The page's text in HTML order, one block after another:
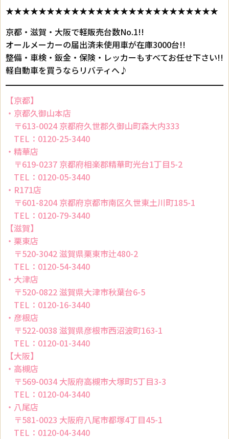
★★★★★★★★★★★★★★★★★★★★★★★★★★
京都・滋賀・大阪で軽販売台数No.1!!
オールメーカーの届出済未使用車が在庫3000台!!
整備・車検・鈑金・保険・レッカーもすべてお任せ下さい!!
軽自動車を買うならリバティへ♪
【京都】
・京都久御山本店
〒613-0024 京都府久世郡久御山町森大内333
TEL：0120-25-3440
・精華店
〒619-0237 京都府相楽郡精華町光台1丁目5-2
TEL：0120-05-3440
・R171店
〒601-8204 京都府京都市南区久世東土川町185-1
TEL：0120-79-3440
【滋賀】
・栗東店
〒520-3042 滋賀県栗東市辻480-2
TEL：0120-54-3440
・大津店
〒520-0822 滋賀県大津市秋葉台6-5
TEL：0120-16-3440
・彦根店
〒522-0038 滋賀県彦根市西沼波町163-1
TEL：0120-01-3440
【大阪】
・高槻店
〒569-0034 大阪府高槻市大塚町5丁目3-3
TEL：0120-04-3440
・八尾店
〒581-0023 大阪府八尾市都塚4丁目45-1
TEL：0120-04-3440